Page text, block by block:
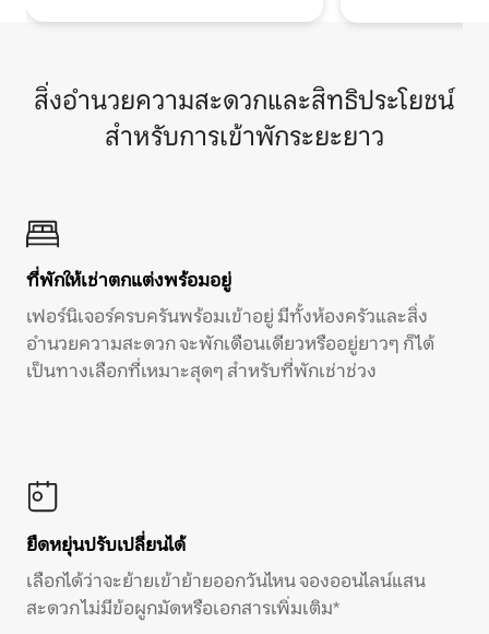
สิ่งอำนวยความสะดวกและสิทธิประโยชน์
สำหรับการเข้าพักระยะยาว
ที่พักให้เช่าตกแต่งพร้อมอยู่
เฟอร์นิเจอร์ครบครันพร้อมเข้าอยู่ มีทั้งห้องครัวและสิ่ง
อำนวยความสะดวก จะพักเดือนเดียวหรืออยู่ยาวๆ ก็ได้
เป็นทางเลือกที่เหมาะสุดๆ สำหรับที่พักเช่าช่วง
ยืดหยุ่นปรับเปลี่ยนได้
เลือกได้ว่าจะย้ายเข้าย้ายออกวันไหน จองออนไลน์แสน
สะดวก ไม่มีข้อผูกมัดหรือเอกสารเพิ่มเติม*